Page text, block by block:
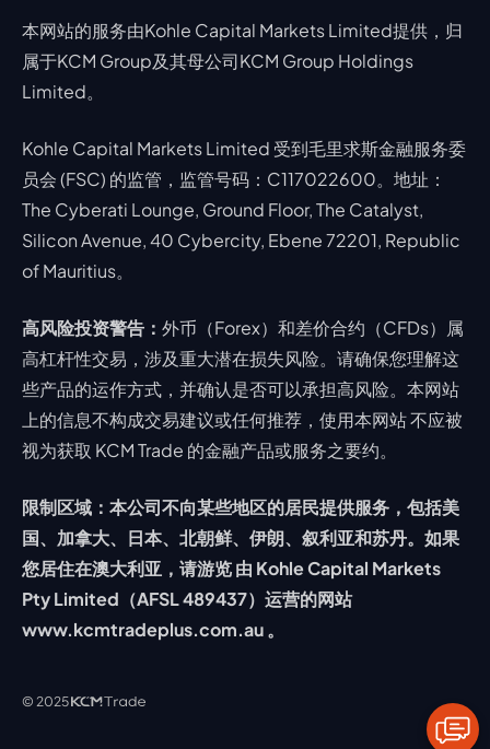
本网站的服务由Kohle Capital Markets Limited提供，归
属于KCM Group及其母公司KCM Group Holdings
Limited。
Kohle Capital Markets Limited 受到毛里求斯金融服务委
员会 (FSC) 的监管，监管号码：C117022600。地址：
The Cyberati Lounge, Ground Floor, The Catalyst,
Silicon Avenue, 40 Cybercity, Ebene 72201, Republic
of Mauritius。
高风险投资警告： 外币（Forex）和差价合约（CFDs）属
高杠杆性交易，涉及重大潜在损失风险。请确保您理解这
些产品的运作方式，并确认是否可以承担高风险。本网站
上的信息不构成交易建议或任何推荐，使用本网站 不应被
视为获取 KCM Trade 的金融产品或服务之要约。
限制区域：本公司不向某些地区的居民提供服务，包括美
国、加拿大、日本、北朝鲜、伊朗、叙利亚和苏丹。如果
您居住在澳大利亚，请游览 由 Kohle Capital Markets
Pty Limited（AFSL 489437）运营的网站
www.kcmtradeplus.com.au 。
© 2025